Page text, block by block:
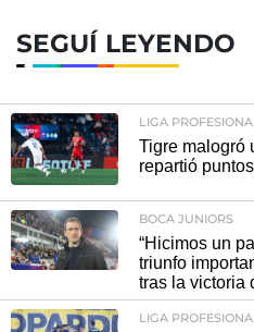
SEGUÍ LEYENDO
LIGA PROFESIONAL
Tigre malogró
repartió
BOCA JUNIORS
“Hicimos un
triunfo
tras la victoria
LIGA